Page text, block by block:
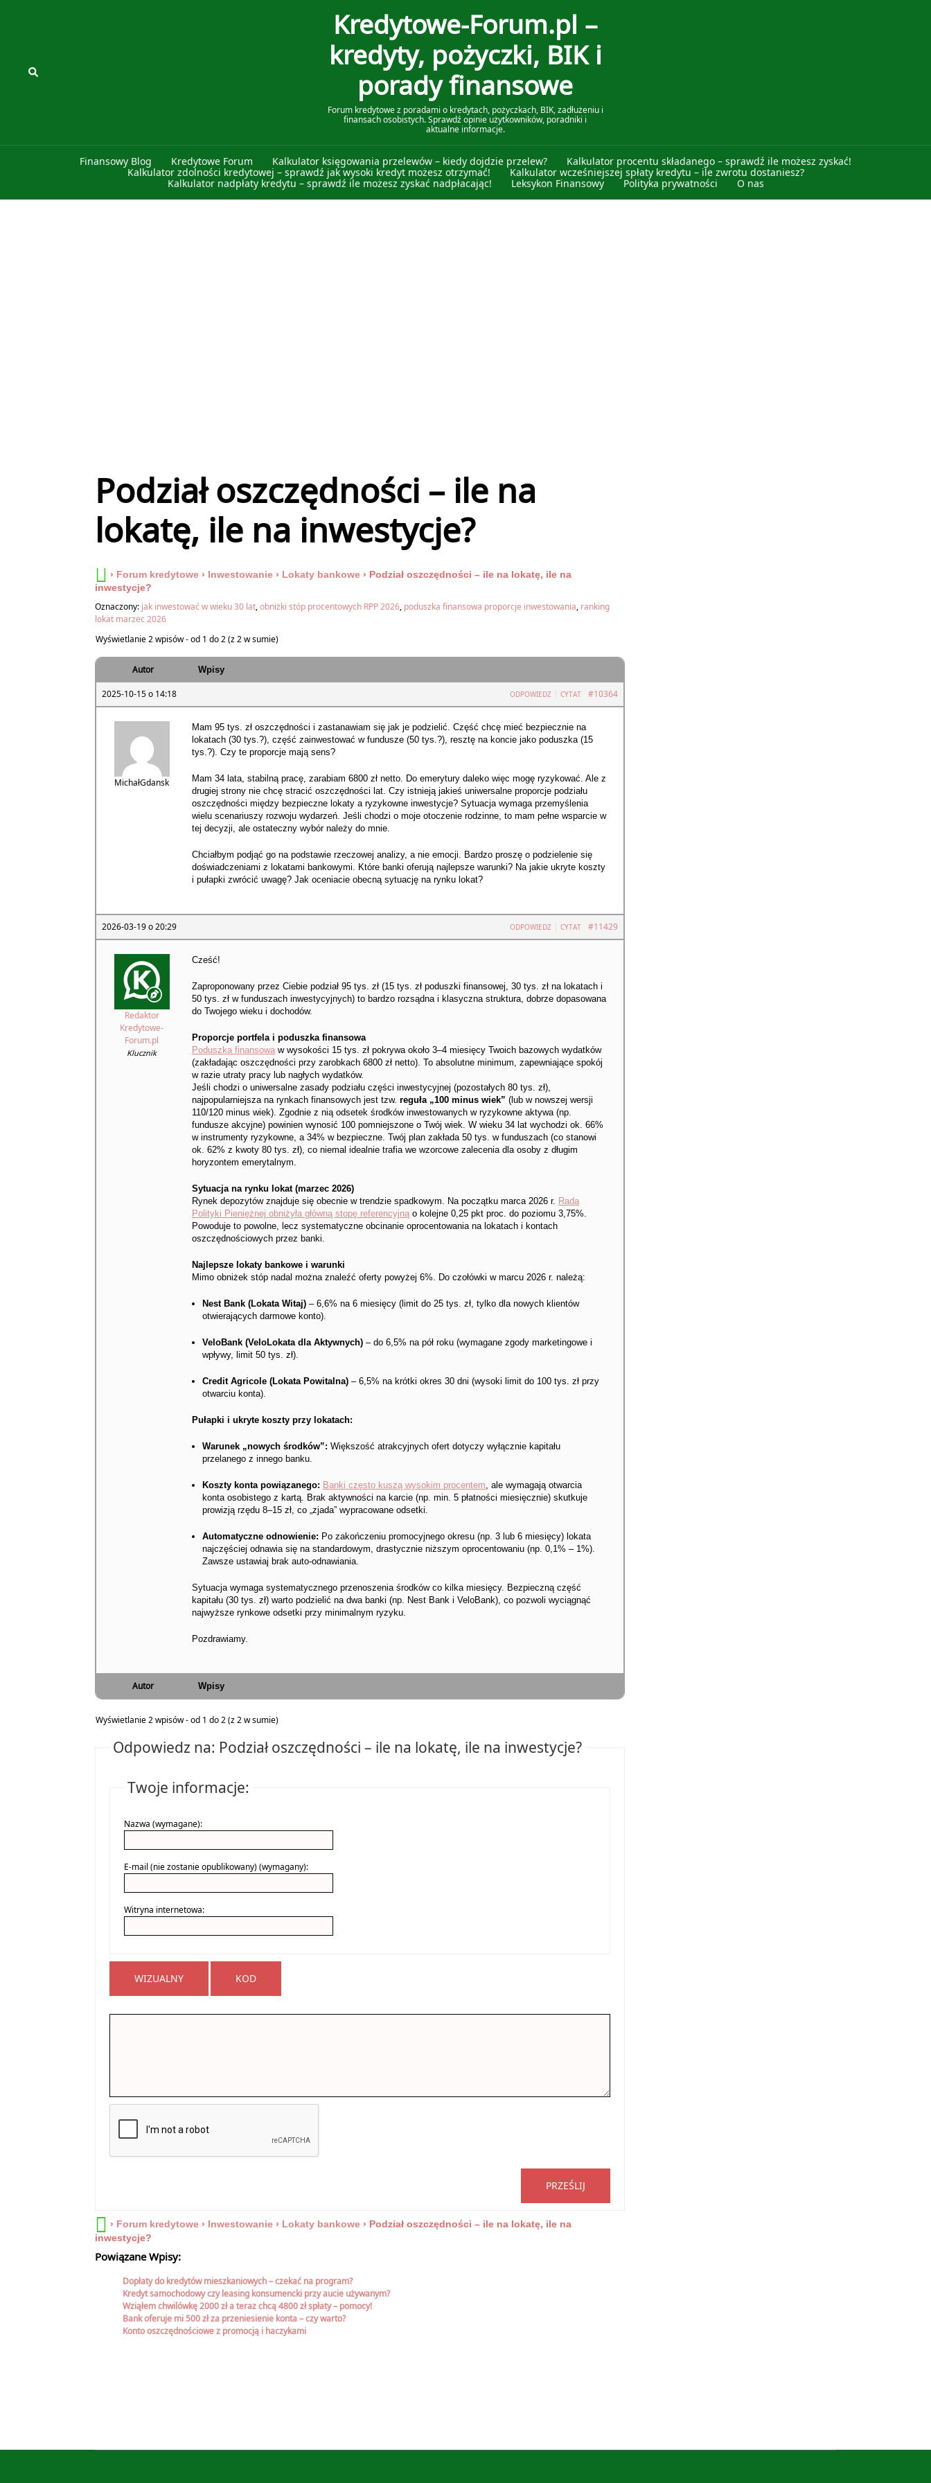
Szukaj
Kredytowe-Forum.pl –
kredyty, pożyczki, BIK i
porady finansowe
Forum kredytowe z poradami o kredytach, pożyczkach, BIK, zadłużeniu i
finansach osobistych. Sprawdź opinie użytkowników, poradniki i
aktualne informacje.
Finansowy Blog Kredytowe Forum Kalkulator księgowania przelewów – kiedy dojdzie przelew?
Kalkulator procentu składanego – sprawdź ile możesz zyskać!
Kalkulator zdolności kredytowej – sprawdź jak wysoki kredyt możesz otrzymać!
Kalkulator wcześniejszej spłaty kredytu – ile zwrotu dostaniesz?
Kalkulator nadpłaty kredytu – sprawdź ile możesz zyskać nadpłacając!
Leksykon Finansowy Polityka prywatności O nas
Podział oszczędności – ile na
lokatę, ile na inwestycje?
› Forum kredytowe › Inwestowanie › Lokaty bankowe › Podział oszczędności – ile na lokatę, ile na
inwestycje?
Oznaczony: jak inwestować w wieku 30 lat,obniżki stóp procentowych RPP 2026, poduszka finansowa proporcje inwestowania, ranking
lokat marzec 2026
Wyświetlanie 2 wpisów - od 1 do 2 (z 2 w sumie)
Autor Wpisy
2025-10-15 o 14:18 #10364
ODPOWIEDZ CYTAT
MichałGdansk
Mam 95 tys. zł oszczędności i zastanawiam się jak je podzielić. Część chcę mieć bezpiecznie na
lokatach (30 tys.?), część zainwestować w fundusze (50 tys.?), resztę na koncie jako poduszka (15
tys.?). Czy te proporcje mają sens?
Mam 34 lata, stabilną pracę, zarabiam 6800 zł netto. Do emerytury daleko więc mogę ryzykować. Ale z
drugiej strony nie chcę stracić oszczędności lat. Czy istnieją jakieś uniwersalne proporcje podziału
oszczędności między bezpieczne lokaty a ryzykowne inwestycje? Sytuacja wymaga przemyślenia
wielu scenariuszy rozwoju wydarzeń. Jeśli chodzi o moje otoczenie rodzinne, to mam pełne wsparcie w
tej decyzji, ale ostateczny wybór należy do mnie.
Chciałbym podjąć go na podstawie rzeczowej analizy, a nie emocji. Bardzo proszę o podzielenie się
doświadczeniami z lokatami bankowymi. Które banki oferują najlepsze warunki? Na jakie ukryte koszty
i pułapki zwrócić uwagę? Jak oceniacie obecną sytuację na rynku lokat?
2026-03-19 o 20:29 #11429
ODPOWIEDZ CYTAT
Redaktor
Kredytowe-
Forum.pl
Klucznik
Cześć!
Zaproponowany przez Ciebie podział 95 tys. zł (15 tys. zł poduszki finansowej, 30 tys. zł na lokatach i
50 tys. zł w funduszach inwestycyjnych) to bardzo rozsądna i klasyczna struktura, dobrze dopasowana
do Twojego wieku i dochodów.
Proporcje portfela i poduszka finansowa
Poduszka finansowa w wysokości 15 tys. zł pokrywa około 3–4 miesięcy Twoich bazowych wydatków
(zakładając oszczędności przy zarobkach 6800 zł netto). To absolutne minimum, zapewniające spokój
w razie utraty pracy lub nagłych wydatków.
Jeśli chodzi o uniwersalne zasady podziału części inwestycyjnej (pozostałych 80 tys. zł),
najpopularniejsza na rynkach finansowych jest tzw. reguła „100 minus wiek” (lub w nowszej wersji
110/120 minus wiek). Zgodnie z nią odsetek środków inwestowanych w ryzykowne aktywa (np.
fundusze akcyjne) powinien wynosić 100 pomniejszone o Twój wiek. W wieku 34 lat wychodzi ok. 66%
w instrumenty ryzykowne, a 34% w bezpieczne. Twój plan zakłada 50 tys. w funduszach (co stanowi
ok. 62% z kwoty 80 tys. zł), co niemal idealnie trafia we wzorcowe zalecenia dla osoby z długim
horyzontem emerytalnym.
Sytuacja na rynku lokat (marzec 2026)
Rynek depozytów znajduje się obecnie w trendzie spadkowym. Na początku marca 2026 r. Rada
Polityki Pieniężnej obniżyła główną stopę referencyjną o kolejne 0,25 pkt proc. do poziomu 3,75%.
Powoduje to powolne, lecz systematyczne obcinanie oprocentowania na lokatach i kontach
oszczędnościowych przez banki.
Najlepsze lokaty bankowe i warunki
Mimo obniżek stóp nadal można znaleźć oferty powyżej 6%. Do czołówki w marcu 2026 r. należą:
Nest Bank (Lokata Witaj) – 6,6% na 6 miesięcy (limit do 25 tys. zł, tylko dla nowych klientów
otwierających darmowe konto).
VeloBank (VeloLokata dla Aktywnych) – do 6,5% na pół roku (wymagane zgody marketingowe i
wpływy, limit 50 tys. zł).
Credit Agricole (Lokata Powitalna) – 6,5% na krótki okres 30 dni (wysoki limit do 100 tys. zł przy
otwarciu konta).
Pułapki i ukryte koszty przy lokatach:
Warunek „nowych środków”: Większość atrakcyjnych ofert dotyczy wyłącznie kapitału
przelanego z innego banku.
Koszty konta powiązanego: Banki często kuszą wysokim procentem, ale wymagają otwarcia
konta osobistego z kartą. Brak aktywności na karcie (np. min. 5 płatności miesięcznie) skutkuje
prowizją rzędu 8–15 zł, co „zjada” wypracowane odsetki.
Automatyczne odnowienie: Po zakończeniu promocyjnego okresu (np. 3 lub 6 miesięcy) lokata
najczęściej odnawia się na standardowym, drastycznie niższym oprocentowaniu (np. 0,1% – 1%).
Zawsze ustawiaj brak auto-odnawiania.
Sytuacja wymaga systematycznego przenoszenia środków co kilka miesięcy. Bezpieczną część
kapitału (30 tys. zł) warto podzielić na dwa banki (np. Nest Bank i VeloBank), co pozwoli wyciągnąć
najwyższe rynkowe odsetki przy minimalnym ryzyku.
Pozdrawiamy.
Autor Wpisy
Wyświetlanie 2 wpisów - od 1 do 2 (z 2 w sumie)
Odpowiedz na: Podział oszczędności – ile na lokatę, ile na inwestycje?
Twoje informacje:
Nazwa (wymagane):
E-mail (nie zostanie opublikowany) (wymagany):
Witryna internetowa:
WIZUALNY KOD
PRZEŚLIJ
› Forum kredytowe › Inwestowanie › Lokaty bankowe › Podział oszczędności – ile na lokatę, ile na
inwestycje?
Powiązane Wpisy:
Dopłaty do kredytów mieszkaniowych – czekać na program?
Kredyt samochodowy czy leasing konsumencki przy aucie używanym?
Wziąłem chwilówkę 2000 zł a teraz chcą 4800 zł spłaty – pomocy!
Bank oferuje mi 500 zł za przeniesienie konta – czy warto?
Konto oszczędnościowe z promocją i haczykami